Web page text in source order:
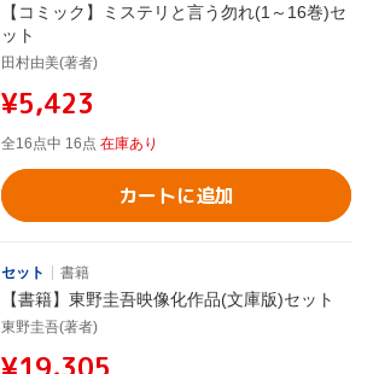
【コミック】ミステリと言う勿れ(1～16巻)セ
ット
田村由美(著者)
¥5,423
全16点中 16点 在庫あり
カートに追加
セット 書籍
【書籍】東野圭吾映像化作品(文庫版)セット
東野圭吾(著者)